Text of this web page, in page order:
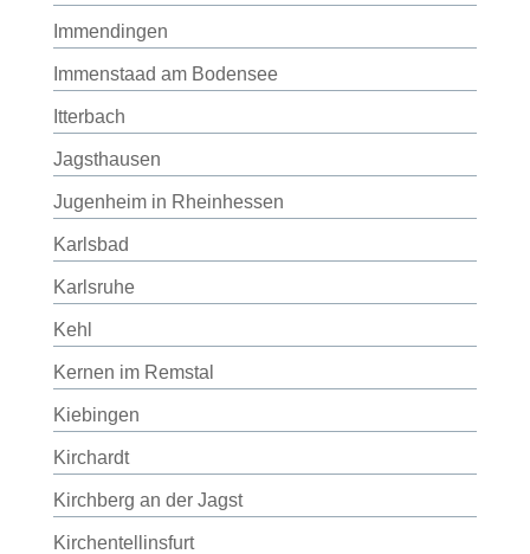
Immendingen
Immenstaad am Bodensee
Itterbach
Jagsthausen
Jugenheim in Rheinhessen
Karlsbad
Karlsruhe
Kehl
Kernen im Remstal
Kiebingen
Kirchardt
Kirchberg an der Jagst
Kirchentellinsfurt